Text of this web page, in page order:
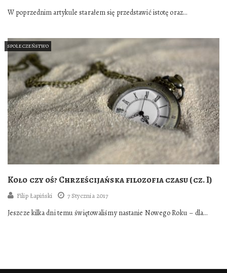
W poprzednim artykule starałem się przedstawić istotę oraz
SPOŁECZEŃSTWO
Koło czy oś? Chrześcijańska filozofia czasu (cz. I)
Filip Łapiński 7 Stycznia 2017
Jeszcze kilka dni temu świętowaliśmy nastanie Nowego Roku – dla